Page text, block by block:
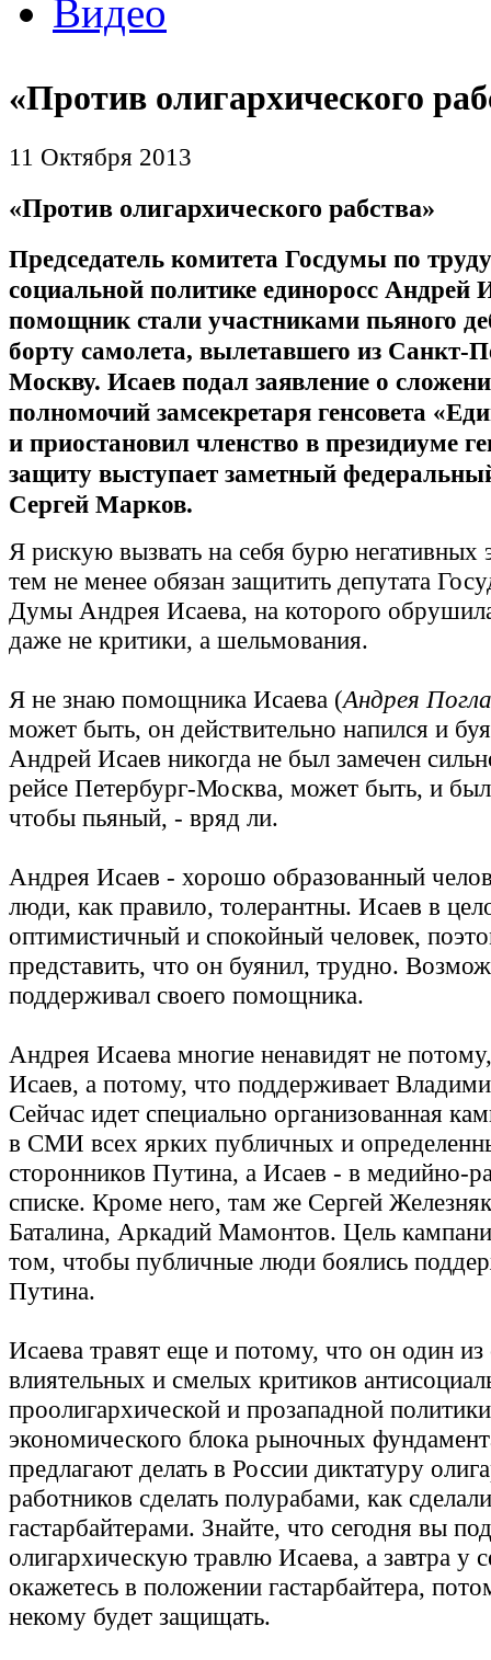
Видео
«Против олигархического
11 Октября 2013
«Против олигархического рабства»
Председатель комитета Госдумы по
социальной политике единоросс Андрей
помощник стали участниками пьяного
борту самолета, вылетавшего из Санкт-
Москву. Исаев подал заявление о
полномочий замсекретаря генсовета
и приостановил членство в президиуме
защиту выступает заметный
Сергей Марков.
Я рискую вызвать на себя бурю негативных
тем не менее обязан защитить депутата
Думы Андрея Исаева, на которого
даже не критики, а шельмования.
Я не знаю помощника Исаева (Андрея
может быть, он действительно напился и
Андрей Исаев никогда не был замечен
рейсе Петербург-Москва, может быть, и
чтобы пьяный, - вряд ли.
Андрея Исаев - хорошо образованный
люди, как правило, толерантны. Исаев в
оптимистичный и спокойный человек,
представить, что он буянил, трудно.
поддерживал своего помощника.
Андрея Исаева многие ненавидят не
Исаев, а потому, что поддерживает
Сейчас идет специально организованная
в СМИ всех ярких публичных и
сторонников Путина, а Исаев - в медийно-
списке. Кроме него, там же Сергей
Баталина, Аркадий Мамонтов. Цель
том, чтобы публичные люди боялись
Путина.
Исаева травят еще и потому, что он один
влиятельных и смелых критиков
проолигархической и прозападной политики
экономического блока рыночных
предлагают делать в России диктатуру
работников сделать полурабами, как
гастарбайтерами. Знайте, что сегодня вы
олигархическую травлю Исаева, а завтра у
окажетесь в положении гастарбайтера,
некому будет защищать.